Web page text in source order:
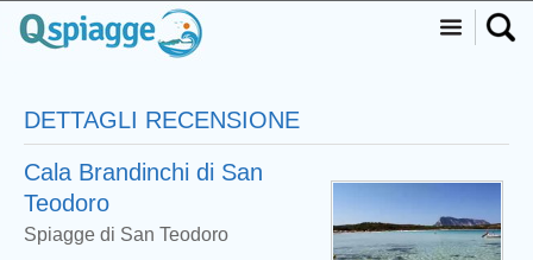
DETTAGLI RECENSIONE
Cala Brandinchi di San
Teodoro
Spiagge di San Teodoro